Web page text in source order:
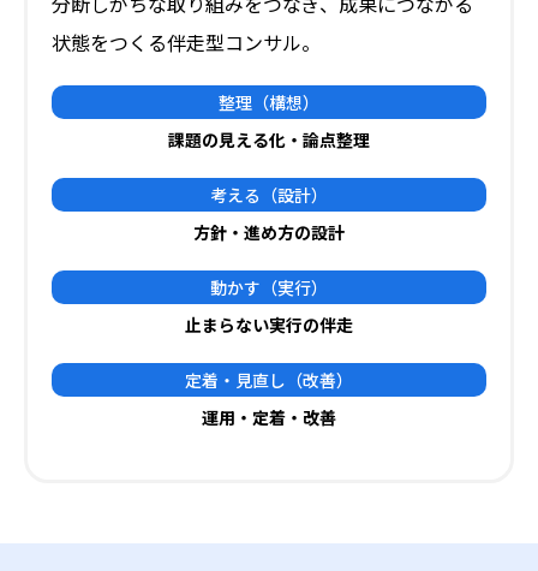
状態をつくる伴走型コンサル。
整理 （構想）
課題の見える化・ 論点整理
考える （設計）
方針・進め方の設計
動かす （実行）
止まらない実行の伴走
定着・見直し （改善）
運用・定着・改善